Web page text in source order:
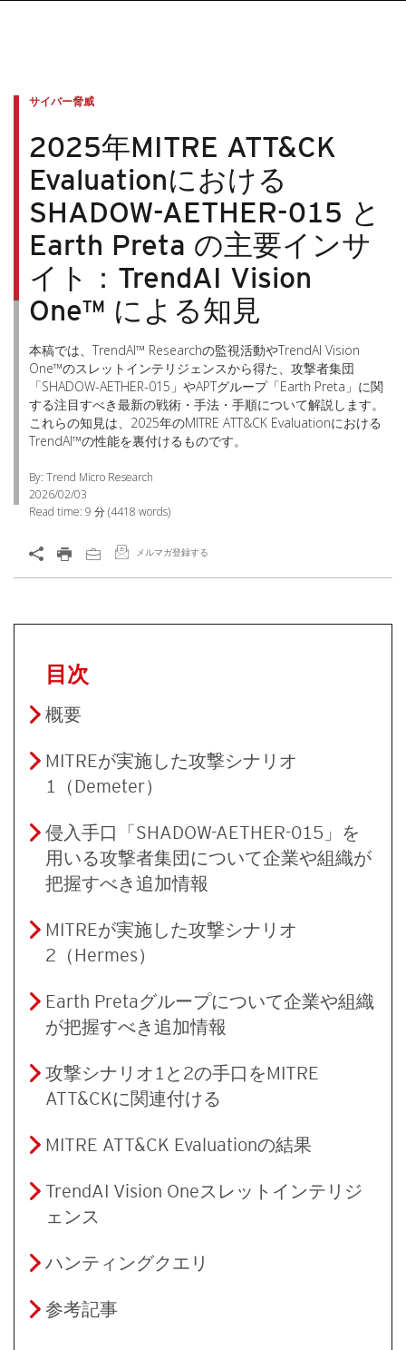
サイバー脅威
2025年MITRE ATT&CK
Evaluationにおける
SHADOW-AETHER-015 と
Earth Preta の主要インサ
イト：TrendAI Vision
One™ による知見
本稿では、TrendAI™ Researchの監視活動やTrendAI Vision
One™のスレットインテリジェンスから得た、攻撃者集団
「SHADOW-AETHER-015」やAPTグループ「Earth Preta」に関
する注目すべき最新の戦術・手法・手順について解説します。
これらの知見は、2025年のMITRE ATT&CK Evaluationにおける
TrendAI™の性能を裏付けるものです。
By: Trend Micro Research
2026/02/03
Read time: 9 分(4418 words)
メルマガ登録する
目次
概要
MITREが実施した攻撃シナリオ
1（Demeter）
侵入手口「SHADOW-AETHER-015」を
用いる攻撃者集団について企業や組織が
把握すべき追加情報
MITREが実施した攻撃シナリオ
2（Hermes）
Earth Pretaグループについて企業や組織
が把握すべき追加情報
攻撃シナリオ1と2の手口をMITRE
ATT&CKに関連付ける
MITRE ATT&CK Evaluationの結果
TrendAI Vision Oneスレットインテリジ
ェンス
ハンティングクエリ
参考記事